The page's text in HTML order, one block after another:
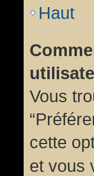
Haut
Vous
cette
et vous